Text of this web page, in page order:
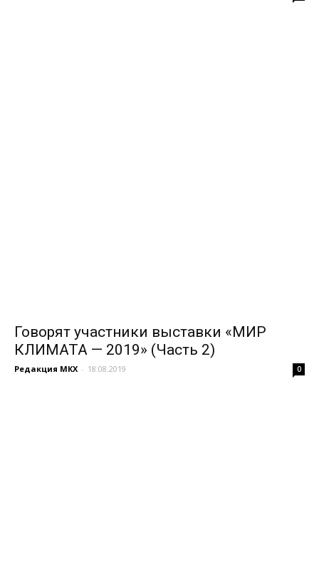
Говорят участники выставки «МИР
КЛИМАТА — 2019» (Часть 2)
Редакция МКХ - 18.08.2019 0